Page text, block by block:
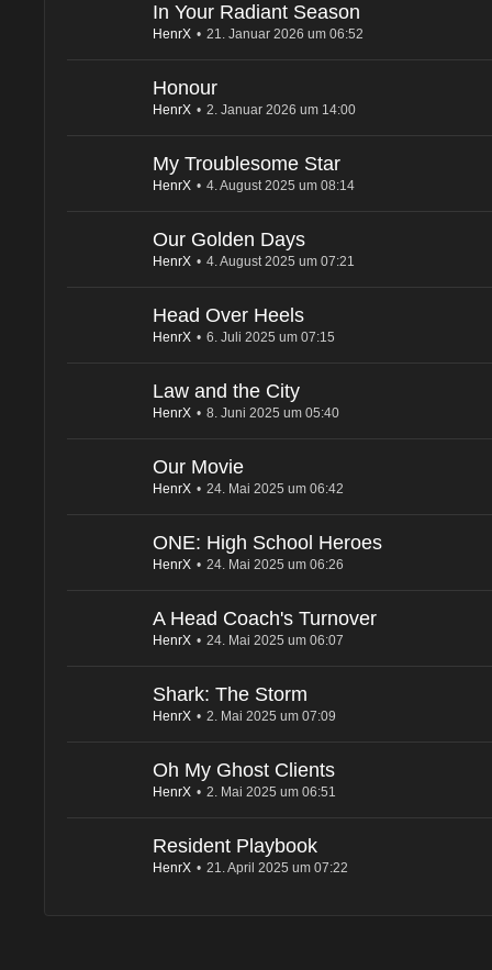
In Your Radiant Season
HenrX 21. Januar 2026 um 06:52
Honour
HenrX 2. Januar 2026 um 14:00
My Troublesome Star
HenrX 4. August 2025 um 08:14
Our Golden Days
HenrX 4. August 2025 um 07:21
Head Over Heels
HenrX 6. Juli 2025 um 07:15
Law and the City
HenrX 8. Juni 2025 um 05:40
Our Movie
HenrX 24. Mai 2025 um 06:42
ONE: High School Heroes
HenrX 24. Mai 2025 um 06:26
A Head Coach's Turnover
HenrX 24. Mai 2025 um 06:07
Shark: The Storm
HenrX 2. Mai 2025 um 07:09
Oh My Ghost Clients
HenrX 2. Mai 2025 um 06:51
Resident Playbook
HenrX 21. April 2025 um 07:22